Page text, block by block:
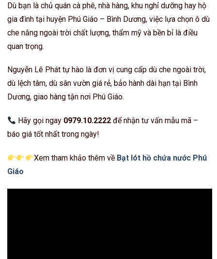
Dù bạn là chủ quán cà phê, nhà hàng, khu nghỉ dưỡng hay hộ
gia đình tại huyện Phú Giáo – Bình Dương, việc lựa chọn ô dù
che nắng ngoài trời chất lượng, thẩm mỹ và bền bỉ là điều
quan trọng.
Nguyễn Lê Phát tự hào là đơn vị cung cấp dù che ngoài trời,
dù lệch tâm, dù sân vườn giá rẻ, bảo hành dài hạn tại Bình
Dương, giao hàng tận nơi Phú Giáo.
Hãy gọi ngay 0979.10.2222 để nhận tư vấn mẫu mã –
báo giá tốt nhất trong ngày!
Xem tham khảo thêm về Bạt lót hồ chứa nước Phú
Giáo